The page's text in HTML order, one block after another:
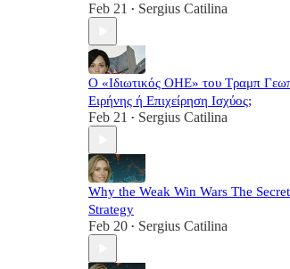
Feb 21 • Sergius Catilina
Ο «Ιδιωτικός ΟΗΕ» του Τραμπ
Ειρήνης ή Επιχείρηση Ισχύος;
Feb 21 • Sergius Catilina
Why the Weak Win Wars The
Strategy
Feb 20 • Sergius Catilina